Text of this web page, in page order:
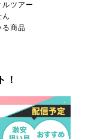
ルツアー
ん
る商品
！